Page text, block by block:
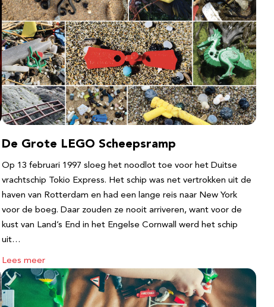
De Grote LEGO Scheepsramp
Op 13 februari 1997 sloeg het noodlot toe voor het Duitse
vrachtschip Tokio Express. Het schip was net vertrokken uit de
haven van Rotterdam en had een lange reis naar New York
voor de boeg. Daar zouden ze nooit arriveren, want voor de
kust van Land’s End in het Engelse Cornwall werd het schip
uit…
Lees meer